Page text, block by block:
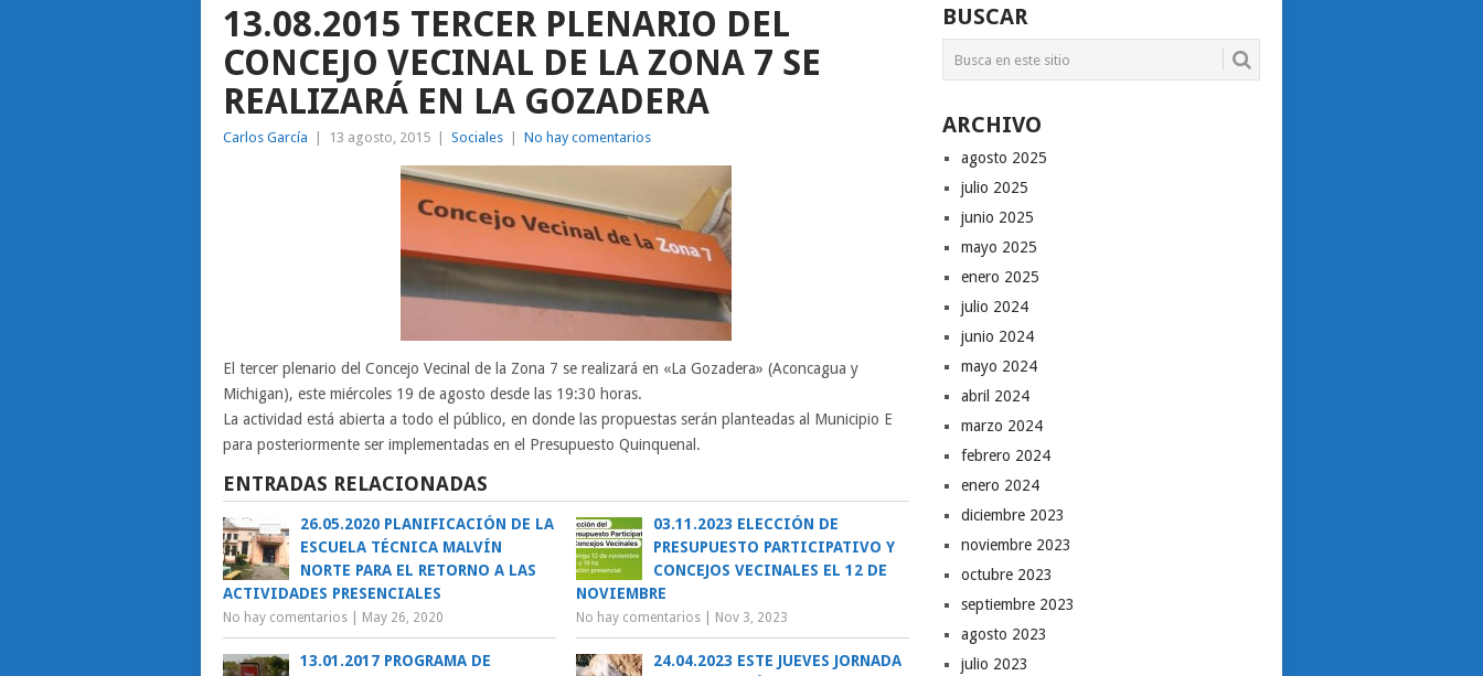
13.08.2015 TERCER PLENARIO DEL
CONCEJO VECINAL DE LA ZONA 7 SE
REALIZARÁ EN LA GOZADERA
Carlos García 13 agosto, 2015 Sociales No hay comentarios
El tercer plenario del Concejo Vecinal de la Zona 7 se realizará en «La Gozadera» (Aconcagua y
Michigan), este miércoles 19 de agosto desde las 19:30 horas.
La actividad está abierta a todo el público, en donde las propuestas serán planteadas al Municipio E
para posteriormente ser implementadas en el Presupuesto Quinquenal.
ENTRADAS RELACIONADAS
26.05.2020 PLANIFICACIÓN DE LA
ESCUELA TÉCNICA MALVÍN
NORTE PARA EL RETORNO A LAS
ACTIVIDADES PRESENCIALES
No hay comentarios May 26, 2020
03.11.2023 ELECCIÓN DE
PRESUPUESTO PARTICIPATIVO Y
CONCEJOS VECINALES EL 12 DE
NOVIEMBRE
No hay comentarios Nov 3, 2023
13.01.2017 PROGRAMA DE
24.04.2023 ESTE JUEVES JORNADA
BUSCAR
ARCHIVO
agosto 2025
julio 2025
junio 2025
mayo 2025
enero 2025
julio 2024
junio 2024
mayo 2024
abril 2024
marzo 2024
febrero 2024
enero 2024
diciembre 2023
noviembre 2023
octubre 2023
septiembre 2023
agosto 2023
julio 2023